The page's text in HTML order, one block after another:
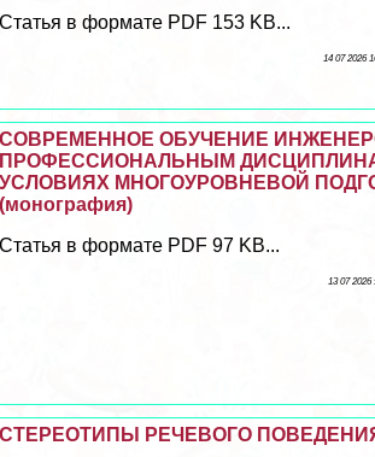
Статья в формате PDF 153 KB...
14 07 2026
СОВРЕМЕННОЕ ОБУЧЕНИЕ
ПРОФЕССИОНАЛЬНЫМ
УСЛОВИЯХ МНОГОУРОВНЕВОЙ
(монография)
Статья в формате PDF 97 KB...
13 07 2026
СТЕРЕОТИПЫ РЕЧЕВОГО